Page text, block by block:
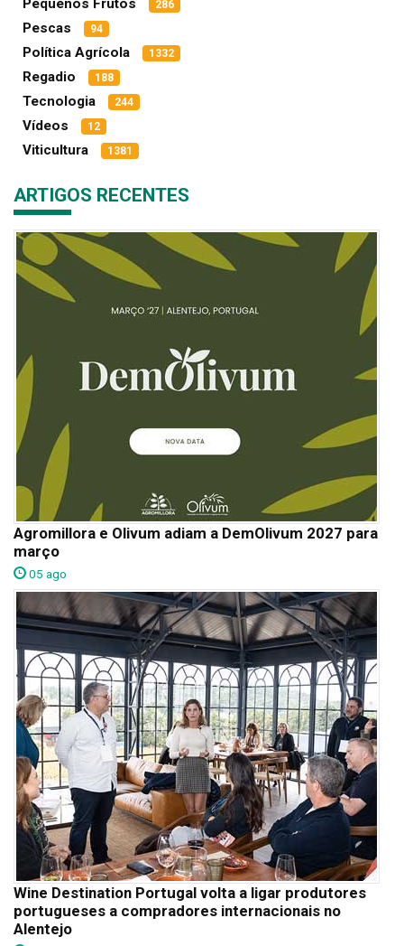
Pequenos Frutos 286
Pescas 94
Política Agrícola 1332
Regadio 188
Tecnologia 244
Vídeos 12
Viticultura 1381
ARTIGOS RECENTES
Agromillora e Olivum adiam a DemOlivum 2027 para
março
05 ago
Wine Destination Portugal volta a ligar produtores
portugueses a compradores internacionais no
Alentejo